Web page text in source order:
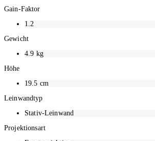
Gain-Faktor
1.2
Gewicht
4.9 kg
Höhe
19.5 cm
Leinwandtyp
Stativ-Leinwand
Projektionsart